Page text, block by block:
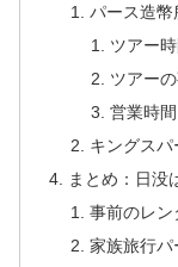
パース造幣
ツアー
ツアー
営業時間
キングスパ
まとめ：日没
事前のレン
家族旅行